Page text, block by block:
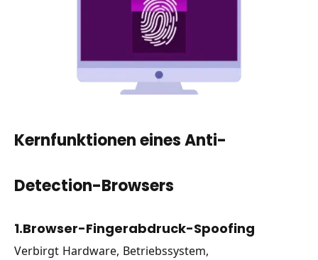
Kernfunktionen eines Anti-
Detection-Browsers
1.Browser-Fingerabdruck-Spoofing
Verbirgt Hardware, Betriebssystem,